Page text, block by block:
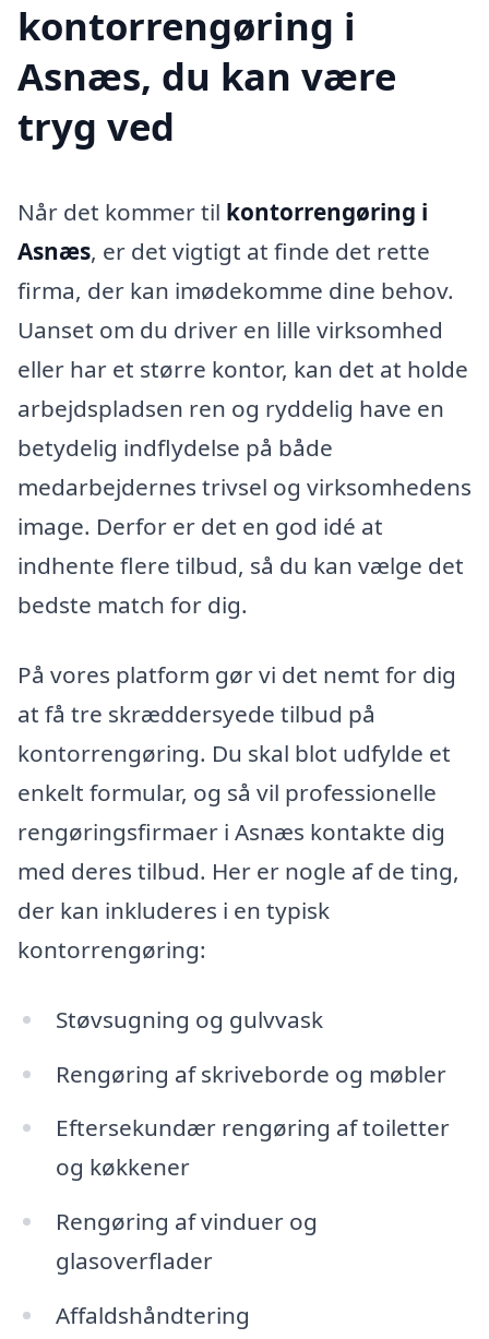
kontorrengøring i
Asnæs, du kan være
tryg ved
Når det kommer til kontorrengøring i
Asnæs, er det vigtigt at finde det rette
firma, der kan imødekomme dine behov.
Uanset om du driver en lille virksomhed
eller har et større kontor, kan det at holde
arbejdspladsen ren og ryddelig have en
betydelig indflydelse på både
medarbejdernes trivsel og virksomhedens
image. Derfor er det en god idé at
indhente flere tilbud, så du kan vælge det
bedste match for dig.
På vores platform gør vi det nemt for dig
at få tre skræddersyede tilbud på
kontorrengøring. Du skal blot udfylde et
enkelt formular, og så vil professionelle
rengøringsfirmaer i Asnæs kontakte dig
med deres tilbud. Her er nogle af de ting,
der kan inkluderes i en typisk
kontorrengøring:
Støvsugning og gulvvask
Rengøring af skriveborde og møbler
Eftersekundær rengøring af toiletter
og køkkener
Rengøring af vinduer og
glasoverflader
Affaldshåndtering